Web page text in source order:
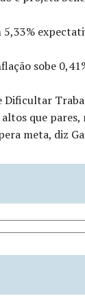
sobe
Dificultar
que pares,
meta, diz